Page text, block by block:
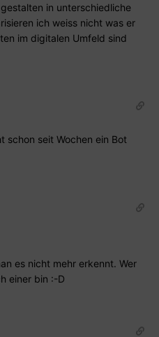
in unterschiedliche
ich weiss nicht was er
im digitalen Umfeld sind
schon seit Wochen ein Bot
es nicht mehr erkennt. Wer
einer bin :-D